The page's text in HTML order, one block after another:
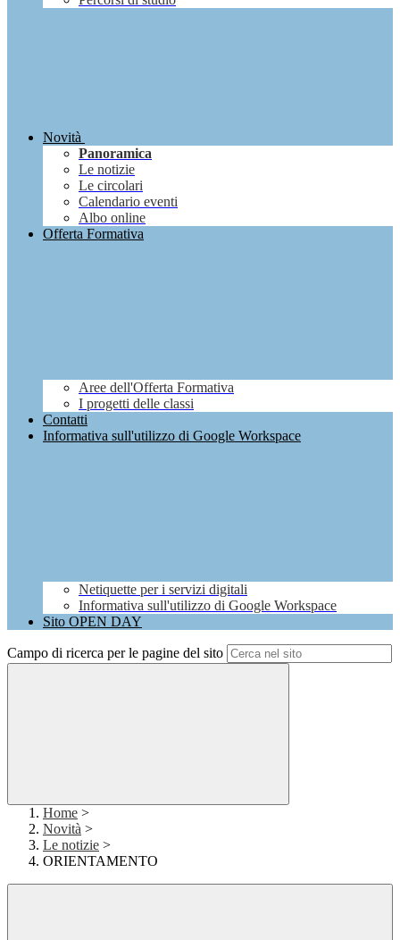
Novità
Panoramica
Le notizie
Le circolari
Calendario eventi
Albo online
Offerta Formativa
Aree dell'Offerta Formativa
I progetti delle classi
Contatti
Informativa sull'utilizzo di Google Workspace
Netiquette per i servizi digitali
Informativa sull'utilizzo di Google Workspace
Sito OPEN DAY
Campo di ricerca per le pagine del sito
Home >
Novità >
Le notizie >
ORIENTAMENTO